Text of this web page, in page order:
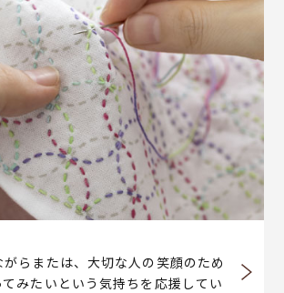
らまたは、大切な人の笑顔のため
みたいという気持ちを応援してい